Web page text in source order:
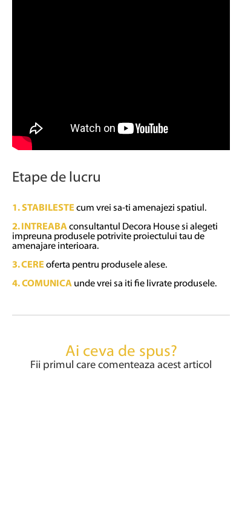
Etape de lucru
1. STABILESTEcum vrei sa-ti amenajezi spatiul.
2.
INTREABAconsultantul Decora House si alegeti
impreuna produsele potrivite proiectului tau de
amenajare interioara.
3.CEREoferta pentru produsele alese.
4. COMUNICA unde vrei sa iti fie livrate produsele.
Ai ceva de spus?
Fii primul care comenteaza acest articol